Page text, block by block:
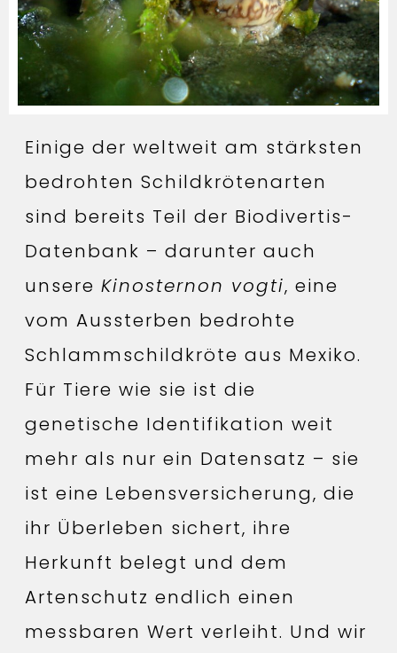
Einige der weltweit am stärksten
bedrohten Schildkrötenarten
sind bereits Teil der Biodivertis-
Datenbank – darunter auch
unsere Kinosternon vogti, eine
vom Aussterben bedrohte
Schlammschildkröte aus Mexiko.
Für Tiere wie sie ist die
genetische Identifikation weit
mehr als nur ein Datensatz – sie
ist eine Lebensversicherung, die
ihr Überleben sichert, ihre
Herkunft belegt und dem
Artenschutz endlich einen
messbaren Wert verleiht. Und wir